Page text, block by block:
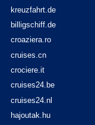
kreuzfahrt.de
billigschiff.de
croaziera.ro
cruises.cn
crociere.it
cruises24.be
cruises24.nl
hajoutak.hu